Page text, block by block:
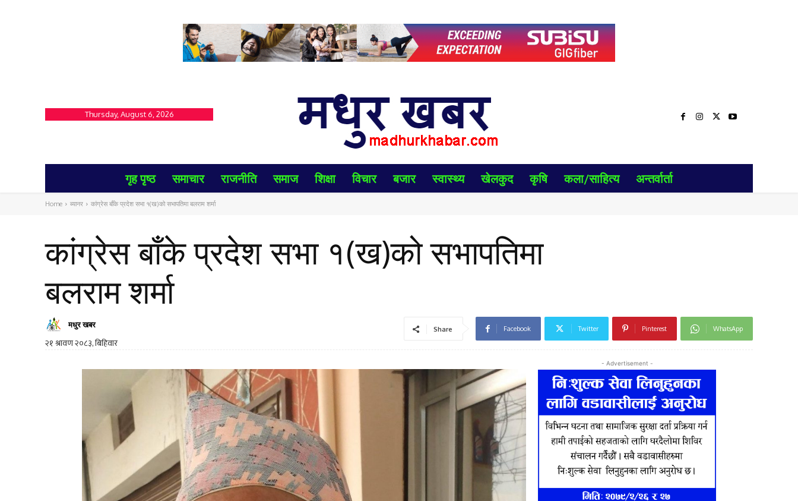
Thursday, August 6, 2026
गृह पृष्ठ समाचार राजनीति समाज शिक्षा विचार बजार स्वास्थ्य खेलकुद कृषि कला/साहित्य अन्तर्वार्ता
Home ब्यानर कांग्रेस बाँके प्रदेश सभा १(ख)को सभापतिमा बलराम शर्मा
कांग्रेस बाँके प्रदेश सभा १(ख)को सभापतिमा
बलराम शर्मा
मधुर खबर
Share Facebook Twitter Pinterest WhatsApp
- Advertisement -